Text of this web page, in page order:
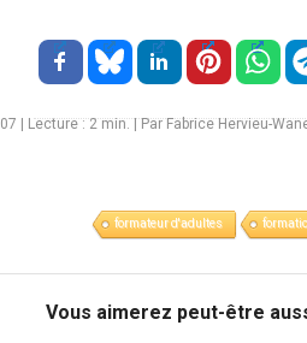
| Lecture : 2 min. | Par Fabrice Hervieu-
formateur d'adultes
Vous aimerez peut-être